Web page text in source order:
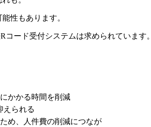
性もあります。
ード受付システムは求められています。
かかる時間を削減
えられる
め、人件費の削減につなが